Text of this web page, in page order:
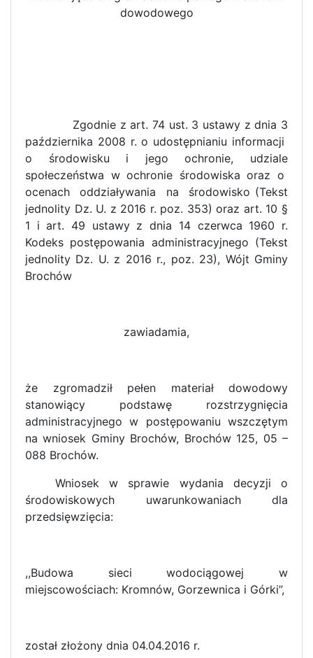
dowodowego
Zgodnie z art. 74 ust. 3 ustawy z dnia 3
października 2008 r. o udostępnianiu informacji
o środowisku i jego ochronie, udziale
społeczeństwa w ochronie środowiska oraz o
ocenach oddziaływania na środowisko (Tekst
jednolity Dz. U. z 2016 r. poz. 353) oraz art. 10 §
1 i art. 49 ustawy z dnia 14 czerwca 1960 r.
Kodeks postępowania administracyjnego (Tekst
jednolity Dz. U. z 2016 r., poz. 23), Wójt Gminy
Brochów
zawiadamia,
że zgromadził pełen materiał dowodowy
stanowiący podstawę rozstrzygnięcia
administracyjnego w postępowaniu wszczętym
na wniosek Gminy Brochów, Brochów 125, 05 –
088 Brochów.
Wniosek w sprawie wydania decyzji o
środowiskowych uwarunkowaniach dla
przedsięwzięcia:
,,Budowa sieci wodociągowej w
miejscowościach: Kromnów, Gorzewnica i Górki”,
został złożony dnia 04.04.2016 r.